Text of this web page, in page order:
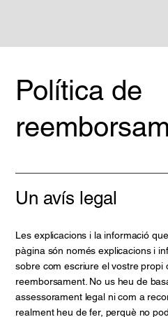
Política de
Un avís legal
Les explicacions i la informació
pàgina són només explicacions i
sobre com escriure el vostre propi
reemborsament. No us heu de
assessorament legal ni com a
realment heu de fer, perquè no